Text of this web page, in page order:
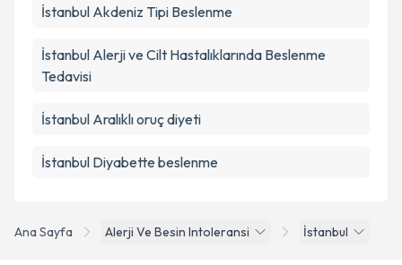
Ana Sayfa Alerji Ve Besin Intoleransi İstanbul
İstanbul Akdeniz Tipi Beslenme
İstanbul Alerji ve Cilt Hastalıklarında Beslenme
Tedavisi
İstanbul Aralıklı oruç diyeti
İstanbul Diyabette beslenme